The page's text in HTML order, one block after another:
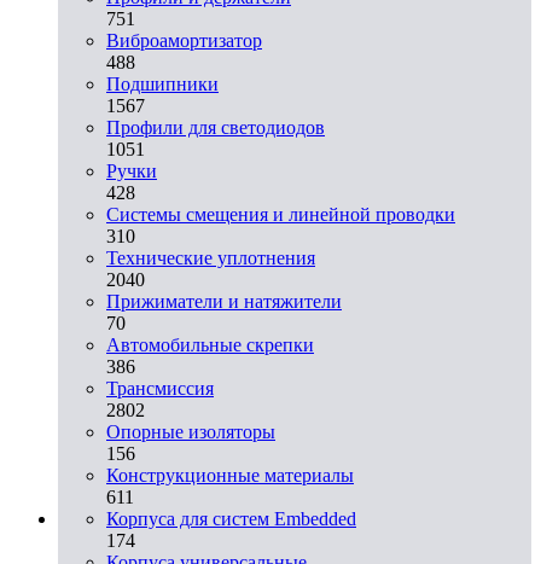
751
Виброамортизатор
488
Подшипники
1567
Профили для светодиодов
1051
Ручки
428
Системы смещения и линейной проводки
310
Технические уплотнения
2040
Прижиматели и натяжители
70
Автомобильные скрепки
386
Трансмиссия
2802
Опорные изоляторы
156
Конструкционные материалы
611
Корпуса для систем Embedded
174